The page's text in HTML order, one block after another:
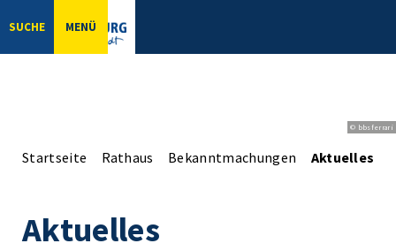
SUCHE MENÜ
© bbsferrari
Startseite Rathaus Bekanntmachungen Aktuelles
Aktuelles